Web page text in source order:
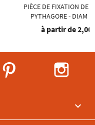
PIÈCE DE FIXATION DE
PYTHAGORE - DIAM
à partir de2,00
